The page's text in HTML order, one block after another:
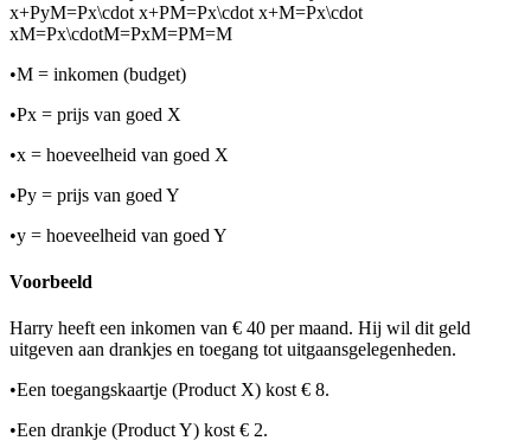
x+PyM=Px\cdot x+PM=Px\cdot x+M=Px\cdot
xM=Px\cdotM=PxM=PM=M
•M = inkomen (budget)
•Px = prijs van goed X
•x = hoeveelheid van goed X
•Py = prijs van goed Y
•y = hoeveelheid van goed Y
Voorbeeld
Harry heeft een inkomen van € 40 per maand. Hij wil dit geld
uitgeven aan drankjes en toegang tot uitgaansgelegenheden.
•Een toegangskaartje (Product X) kost € 8.
•Een drankje (Product Y) kost € 2.